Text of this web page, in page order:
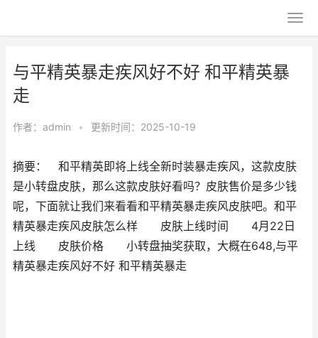
与平精英暴走疾风好不好 和平精英暴
走
作者： admin • 更新时间：2025-10-19
摘要： 和平精英即将上线全新时装暴走疾风，这款皮肤
是小转盘皮肤，那么这款皮肤好看吗？皮肤售价是多少钱
呢，下面就让我们来看看和平精英暴走疾风皮肤吧。和平
精英暴走疾风皮肤怎么样 皮肤上线时间 4月22日
上线 皮肤价格 小转盘抽奖获取，大概在648,与平
精英暴走疾风好不好 和平精英暴走